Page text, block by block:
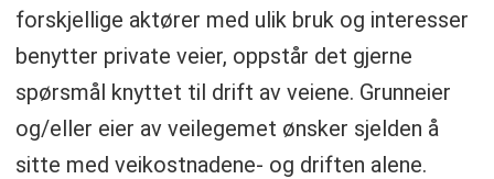
forskjellige aktører med ulik bruk og interesser
benytter private veier, oppstår det gjerne
spørsmål knyttet til drift av veiene. Grunneier
og/eller eier av veilegemet ønsker sjelden å
sitte med veikostnadene- og driften alene.